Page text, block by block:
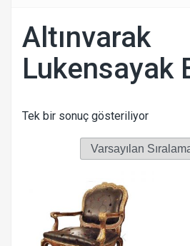
Altınvarak
Lukensayak
Tek bir sonuç gösteriliyor